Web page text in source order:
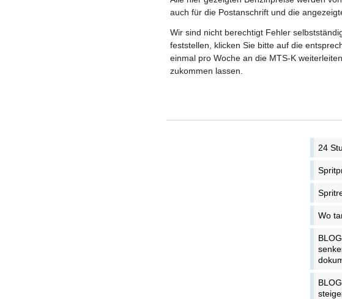
auch für die Postanschrift und die
Wir sind nicht berechtigt Fehler
feststellen, klicken Sie bitte auf die
einmal pro Woche an die MTS-K
zukommen lassen.
24
Wo